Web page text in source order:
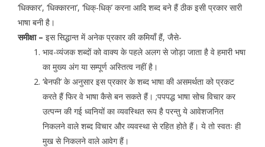
‘धिक्कार’, ‘धिक्कारना’, ‘धिक्-धिक्’ करना आदि शब्द बने हैं ठीक इसी प्रकार सारी
भाषा बनी है।
समीक्षा – इस सिद्धान्त में अनेक प्रकार की कमियाँ हैं, जैसे-
भाव-व्यंजक शब्दों को वाक्य के पहले अलग से जोड़ा जाता है वे हमारी भषा
का मुख्य अंग या सम्पूर्ण अस्तित्व नहीं है।
‘बेनफी’ के अनुसार इस प्रकार के शब्द भाषा की असमर्थता को प्रकट
करते हैं फिर वे भाषा कैसे बन सकते हैं। ;पपपद्ध भाषा सोच विचार कर
उत्पन्न की गई ध्वनियों का व्यवस्थित रूप है परन्तु ये आवेशजनित
निकलने वाले शब्द विचार और व्यवस्था से रहित होते हैं। ये तो स्वतः ही
मुख से निकलने वाले आवेग हैं।